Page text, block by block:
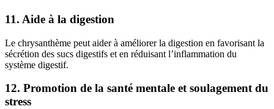
11. Aide à la digestion
Le chrysanthème peut aider à améliorer la digestion en favorisant la
sécrétion des sucs digestifs et en réduisant l’inflammation du
système digestif.
12. Promotion de la santé mentale et soulagement du
stress